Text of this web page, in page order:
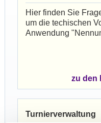
Hier finden Sie
um die techischen
Anwendung
zu den
Turnierverwaltung